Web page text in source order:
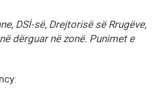
DSİ-së, Drejtorisë së Rrugëve,
dërguar në zonë. Punimet e